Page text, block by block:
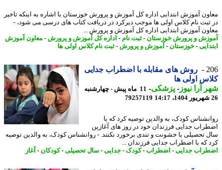
آموزش ابتدایی اداره کل آموزش و پرورش خوزستان با اشاره به اینکه تاخیر
نام کلاس اولی ها موجب دیرکرد در دریافت کتاب های درسی می شود، -
آموزش ابتدایی اداره کل آموزش و پرورش ...
و پرورش خوزستان-ثبت نام-اداره کل آموزش و پرورش-معاون آموزش
- خوزستان-آموزش و پرورش-ثبت نام کلاس اولی ها
روش های مقابله با اضطراب جدایی
اولی ها
آرا نیوز-پزشکی-
11 ماه پیش - چهارشنبه
79257119
کودک، به والدین توصیه کرد که با
جدایی فرزندان خود در روز های آغازین
تحصیلی با خشونت و تندی برخورد نکنند. - روانشناس کودک، به والدین توصیه
که با اضطراب جدایی فرزندان ...
جدایی- اضطراب- کودک-جدایی- سال تحصیلی-کودکان-آغاز